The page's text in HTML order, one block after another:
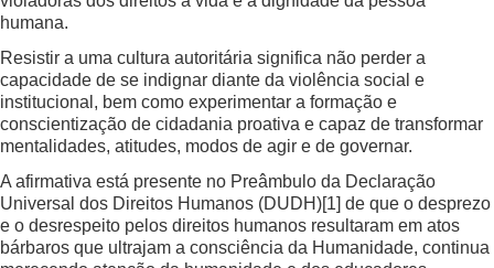
humana.
Resistir a uma cultura autoritária significa não perder a
capacidade de se indignar diante da violência social e
institucional, bem como experimentar a formação e
conscientização de cidadania proativa e capaz de transformar
mentalidades, atitudes, modos de agir e de governar.
A afirmativa está presente no Preâmbulo da Declaração
Universal dos Direitos Humanos (DUDH)[1] de que o desprezo
e o desrespeito pelos direitos humanos resultaram em atos
bárbaros que ultrajam a consciência da Humanidade, continua